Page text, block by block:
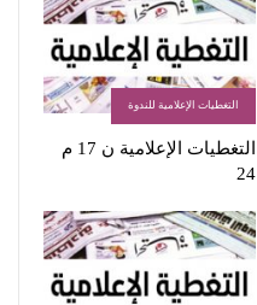
التغطيات الإعلامية للندوة
التغطيات الإعلامية ن 17 م
24